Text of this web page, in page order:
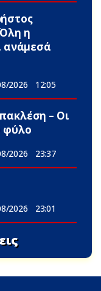
η
ανάμεσά
2026 12:05
– Οι
φύλο
2026 23:37
2026 23:01